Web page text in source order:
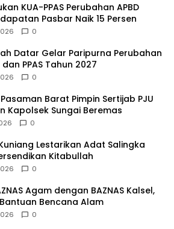
KUA-PPAS Perubahan APBD
Pasbar Naik 15 Persen
0
Datar Gelar Paripurna Perubahan
dan PPAS Tahun 2027
0
Barat Pimpin Sertijab PJU
Kapolsek Sungai Beremas
0
Lestarikan Adat Salingka
Kitabullah
0
Agam dengan BAZNAS Kalsel,
Bencana Alam
0